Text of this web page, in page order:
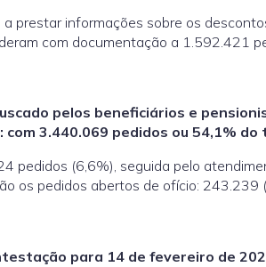
prestar informações sobre os
com documentação a 1.592.421
pelos beneficiários e
3.440.069 pedidos ou 54,1% do
pedidos (6,6%), seguida pelo
os pedidos abertos de ofício: 243.239
para 14 de fevereiro de